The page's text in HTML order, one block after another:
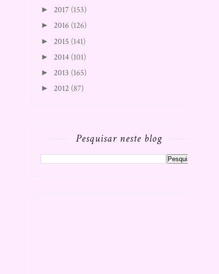
► 2017 (153)
► 2016 (126)
► 2015 (141)
► 2014 (101)
► 2013 (165)
► 2012 (87)
Pesquisar neste blog